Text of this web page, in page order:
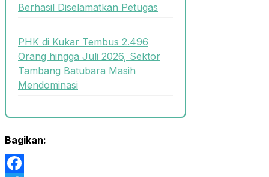
Berhasil Diselamatkan Petugas
PHK di Kukar Tembus 2.496
Orang hingga Juli 2026, Sektor
Tambang Batubara Masih
Mendominasi
Bagikan: